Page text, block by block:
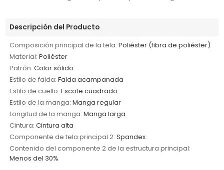
Descripción del Producto
Composición principal de la tela: Poliéster (fibra de poliéster)
Material: Poliéster
Patrón: Color sólido
Estilo de falda: Falda acampanada
Estilo de cuello: Escote cuadrado
Estilo de la manga: Manga regular
Longitud de la manga: Manga larga
Cintura: Cintura alta
Componente de tela principal 2: Spandex
Contenido del componente 2 de la estructura principal:
Menos del 30%